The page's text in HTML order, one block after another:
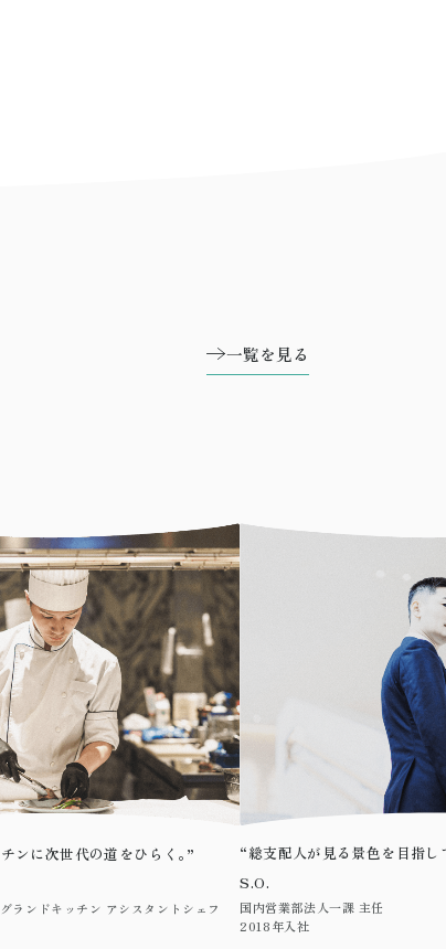
一覧を見る
の道をひらく。”
ン アシスタントシェフ
“総支配人が見る景色を目指して。”
国内営業部法人一課 主任